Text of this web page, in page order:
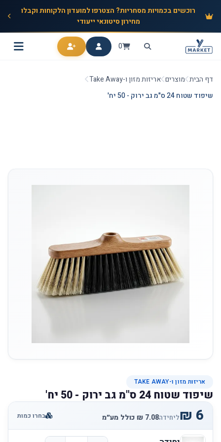
רוכשים בכמויות מסחריות? הצטרפו למועדון הלקוחות וקבלו
מחירון סיטונאי ייעודי
0
דף הבית מוצרים אריזות מזון ו-Take Away
שיפוד שטוח 24 ס"מ גב ירוק - 50 יח'
אריזות מזון ו-TAKE AWAY
שיפוד שטוח 24 ס"מ גב ירוק - 50 יח'
ליחידה בחרו כמות